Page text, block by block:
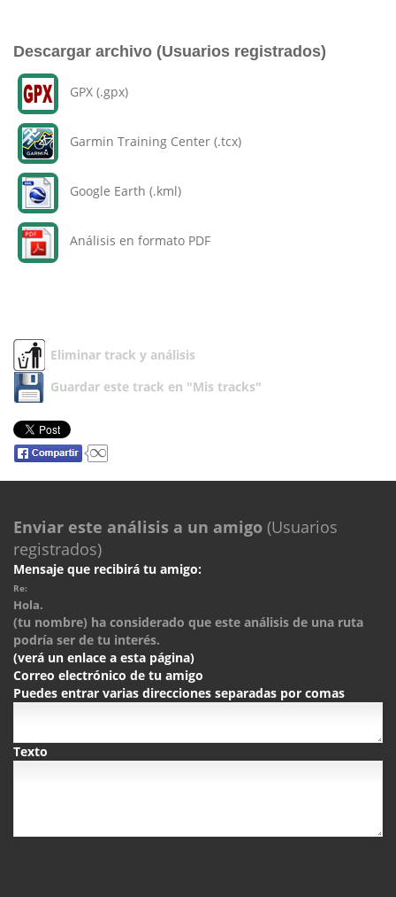
Descargar archivo (Usuarios registrados)
GPX (.gpx)
Garmin Training Center (.tcx)
Google Earth (.kml)
Análisis en formato PDF
Eliminar track y análisis
Guardar este track en "Mis tracks"
Enviar este análisis a un amigo (Usuarios
registrados)
Mensaje que recibirá tu amigo:
Re:
Hola.
(tu nombre) ha considerado que este análisis de una ruta
podría ser de tu interés.
(verá un enlace a esta página)
Correo electrónico de tu amigo
Puedes entrar varias direcciones separadas por comas
Texto